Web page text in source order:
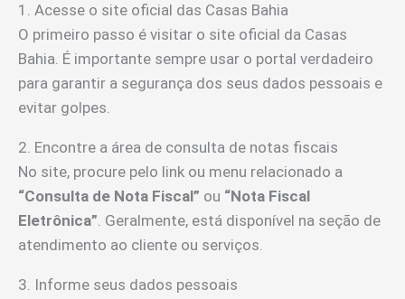
1. Acesse o site oficial das Casas Bahia
O primeiro passo é visitar o site oficial da Casas
Bahia. É importante sempre usar o portal verdadeiro
para garantir a segurança dos seus dados pessoais e
evitar golpes.
2. Encontre a área de consulta de notas fiscais
No site, procure pelo link ou menu relacionado a
“Consulta de Nota Fiscal” ou “Nota Fiscal
Eletrônica”. Geralmente, está disponível na seção de
atendimento ao cliente ou serviços.
3. Informe seus dados pessoais